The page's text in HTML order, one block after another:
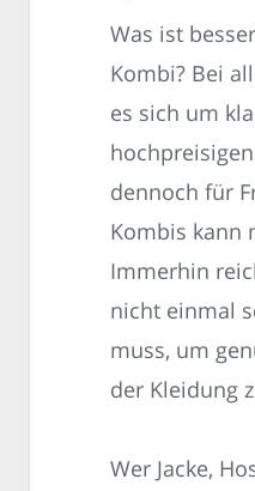
Was ist
Kombi? Bei
es sich um
dennoch für
Kombis kann
Immerhin
nicht einmal
muss, um
der Kleidung
Wer Jacke,